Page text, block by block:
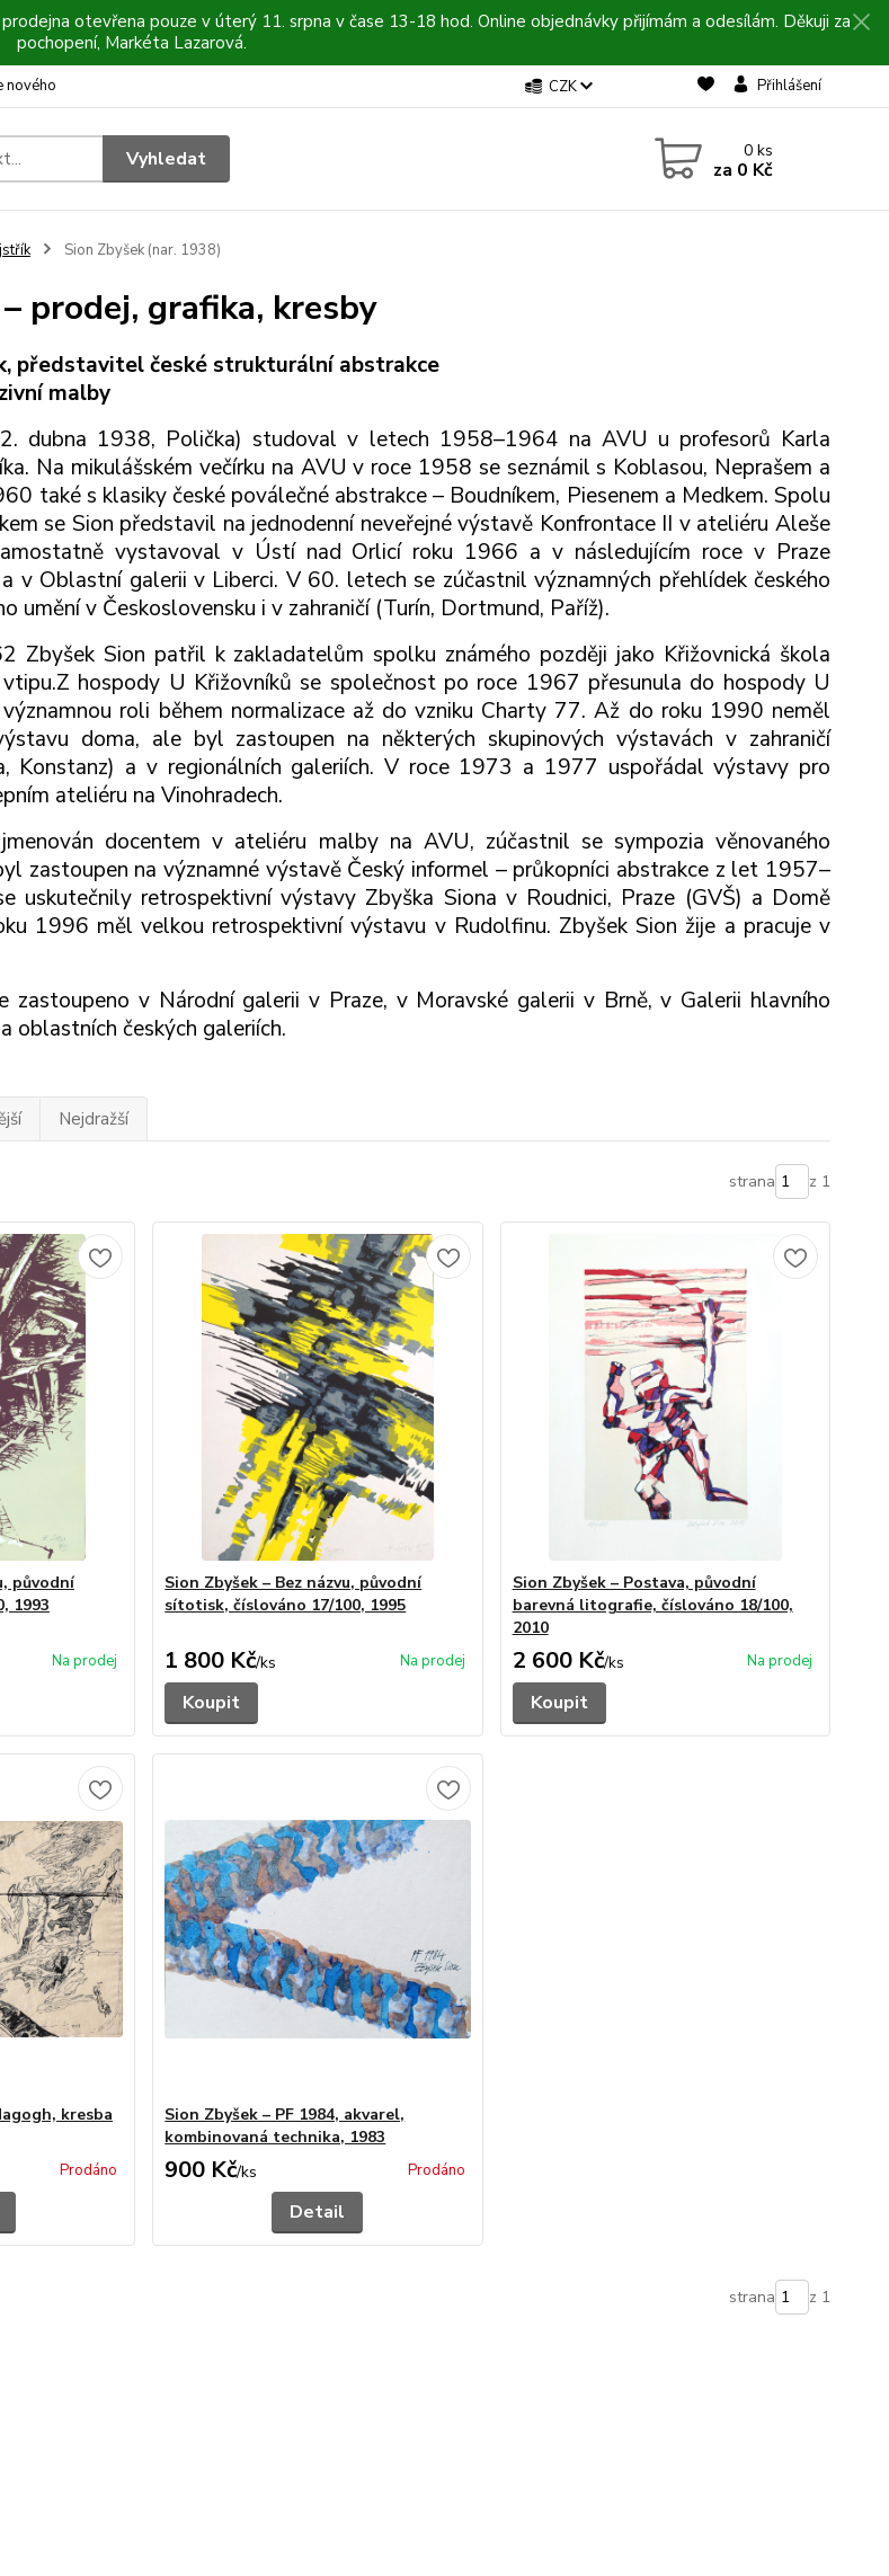
otevřena pouze v úterý 11. srpna v čase 13-18 hod. Online objednávky přijímám a odesílám. Děkuji za
pochopení, Markéta Lazarová.
nového CZK Přihlášení
Vyhledat 0ks
za 0 Kč
Sion Zbyšek (nar. 1938)
prodej, grafika, kresby
představitel české strukturální abstrakce
malby
dubna 1938, Polička) studoval v letech 1958–1964 na AVU u profesorů Karla
Na mikulášském večírku na AVU v roce 1958 se seznámil s Koblasou, Neprašem a
také s klasiky české poválečné abstrakce – Boudníkem, Piesenem a Medkem. Spolu
se Sion představil na jednodenní neveřejné výstavě Konfrontace II v ateliéru Aleše
vystavoval v Ústí nad Orlicí roku 1966 a v následujícím roce v Praze
v Oblastní galerii v Liberci. V 60. letech se zúčastnil významných přehlídek českého
umění v Československu i v zahraničí (Turín, Dortmund, Paříž).
Zbyšek Sion patřil k zakladatelům spolku známého později jako Křižovnická škola
hospody U Křižovníků se společnost po roce 1967 přesunula do hospody U
roli během normalizace až do vzniku Charty 77. Až do roku 1990 neměl
doma, ale byl zastoupen na některých skupinových výstavách v zahraničí
Konstanz) a v regionálních galeriích. V roce 1973 a 1977 uspořádal výstavy pro
ateliéru na Vinohradech.
docentem v ateliéru malby na AVU, zúčastnil se sympozia věnovaného
zastoupen na významné výstavě Český informel – průkopníci abstrakce z let 1957–
uskutečnily retrospektivní výstavy Zbyška Siona v Roudnici, Praze (GVŠ) a Domě
1996 měl velkou retrospektivní výstavu v Rudolfinu. Zbyšek Sion žije a pracuje v
zastoupeno v Národní galerii v Praze, v Moravské galerii v Brně, v Galerii hlavního
oblastních českých galeriích.
Nejdražší
strana z 1
původní
1993
Sion Zbyšek – Bez názvu, původní
sítotisk, číslováno 17/100, 1995
1 800 Kč/ks
Koupit
Sion Zbyšek – Postava, původní
barevná litografie, číslováno 18/100,
2010
2 600 Kč/ks
Koupit
kresba
Prodáno
Sion Zbyšek – PF 1984, akvarel,
kombinovaná technika, 1983
900 Kč/ks Prodáno
Detail
strana z 1